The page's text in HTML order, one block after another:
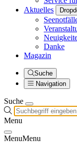
Aktuelles
Danke
Magazin
Suche
Navigation
Suche
Menu
MenuMenu